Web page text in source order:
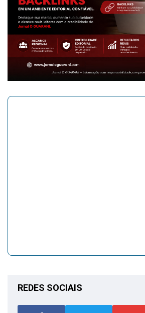
REDES SOCIAIS